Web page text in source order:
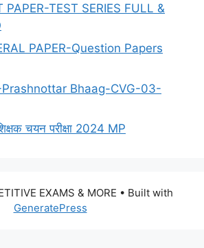
PAPER-TEST SERIES FULL &
PAPER-Question Papers
Prashnottar Bhaag-CVG-03-
चयन परीक्षा 2024 MP
EXAMS & MORE • Built with
GeneratePress